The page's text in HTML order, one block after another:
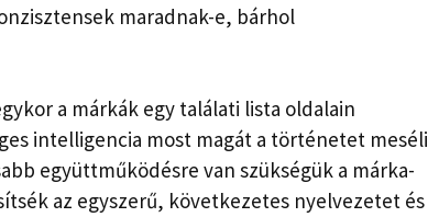
maradnak-e, bárhol
a márkák egy találati lista oldalain
intelligencia most magát a történetet meséli
együttműködésre van szükségük a márka-
az egyszerű, következetes nyelvezetet és